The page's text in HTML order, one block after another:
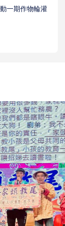
一期作物輪灌